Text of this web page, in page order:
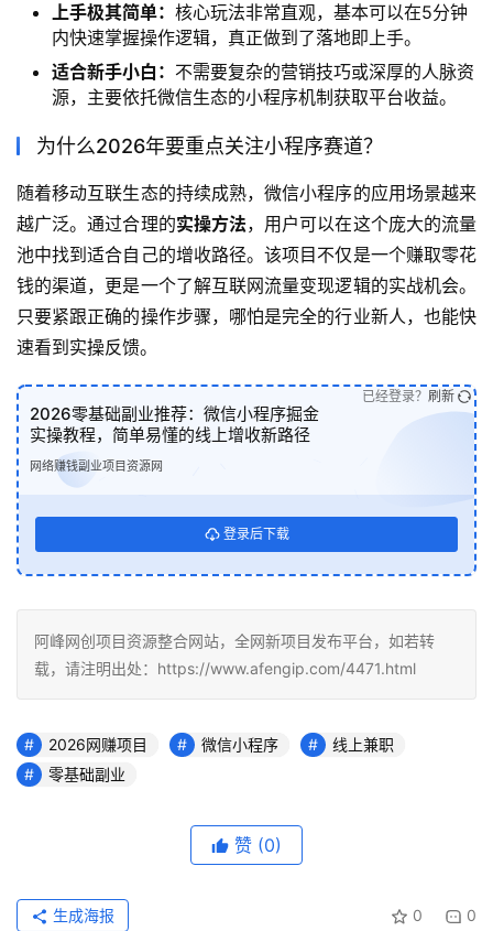
上手极其简单： 核心玩法非常直观，基本可以在5分钟
内快速掌握操作逻辑，真正做到了落地即上手。
适合新手小白： 不需要复杂的营销技巧或深厚的人脉资
源，主要依托微信生态的小程序机制获取平台收益。
为什么2026年要重点关注小程序赛道？
随着移动互联生态的持续成熟，微信小程序的应用场景越来
越广泛。通过合理的实操方法，用户可以在这个庞大的流量
池中找到适合自己的增收路径。该项目不仅是一个赚取零花
钱的渠道，更是一个了解互联网流量变现逻辑的实战机会。
只要紧跟正确的操作步骤，哪怕是完全的行业新人，也能快
速看到实操反馈。
2026零基础副业推荐：微信小程序掘金
实操教程，简单易懂的线上增收新路径
网络赚钱副业项目资源网
登录后下载
已经登录？ 刷新
阿峰网创项目资源整合网站，全网新项目发布平台，如若转
载，请注明出处：https://www.afengip.com/4471.html
2026网赚项目 微信小程序
线上兼职
零基础副业
赞 (0)
0 0
生成海报